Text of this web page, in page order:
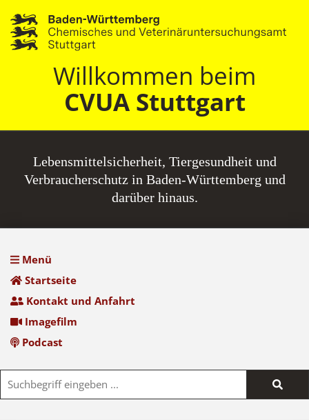
Willkommen beim
CVUA Stuttgart
Lebensmittel­sicherheit, Tiergesundheit und
Verbraucherschutz in Baden-Württemberg und
darüber hinaus.
Menü
Startseite
Kontakt und Anfahrt
Imagefilm
Podcast